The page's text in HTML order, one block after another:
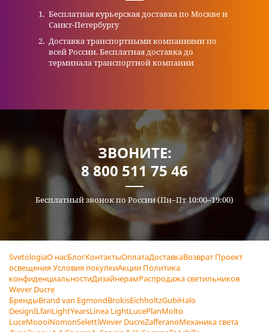
Бесплатная курьерская доставка по Москве и
Санкт-Петербургу
Доставка транспортными компаниями по
всей России. Бесплатная доставка до
терминала транспортной компании
ЗВОНИТЕ:
8 800 511 75 46
Бесплатный звонок по России (Пн–Пт 10:00–19:00)
SvetologiaО насБлогКонтактыОплатаДоставкаВозврат Проект
освещенияУсловия покупкиАкции Политика
конфиденциальностиДизайнерамРаспродажа светильников
Wever Ducre
БрендыBrand van EgmondBrokisEichholtzGubiHalo
DesignILfariLightYearsLinea LightLucePlanMolto
LuceMoooiNomonSelettiWever DucreZafferanoМеханика света